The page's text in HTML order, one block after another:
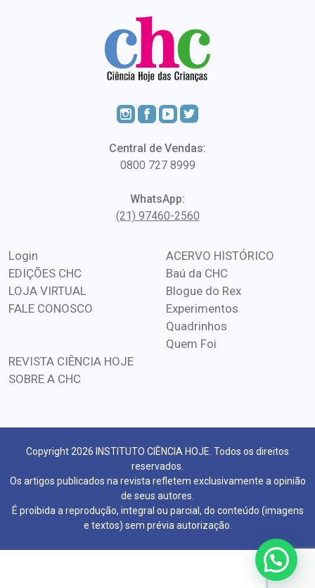
Central de Vendas:
0800 727 8999
WhatsApp:
(21) 97460-2560
Login
EDIÇÕES CHC
LOJA VIRTUAL
FALE CONOSCO
ACERVO HISTÓRICO
Baú da CHC
Blogue do Rex
Experimentos
Quadrinhos
Quem Foi
REVISTA CIÊNCIA HOJE
SOBRE A CHC
Copyright 2026 INSTITUTO CIÊNCIA HOJE. Todos os direitos
reservados.
Os artigos publicados na revista refletem exclusivamente a opinião
de seus autores.
É proibida a reprodução, integral ou parcial, do conteúdo (imagens
e textos) sem prévia autorização.